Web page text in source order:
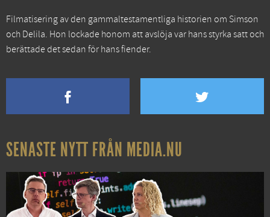
Filmatisering av den gammaltestamentliga historien om Simson
och Delila. Hon lockade honom att avslöja var hans styrka satt och
berättade det sedan för hans fiender.
SENASTE NYTT FRÅN MEDIA.NU